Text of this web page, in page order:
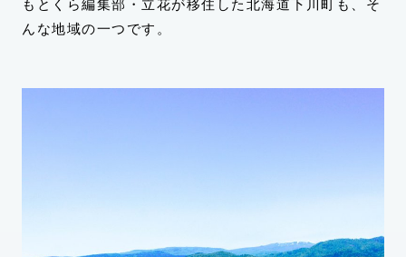
もとくら編集部・立花が移住した北海道下川町も、そ
んな地域の一つです。